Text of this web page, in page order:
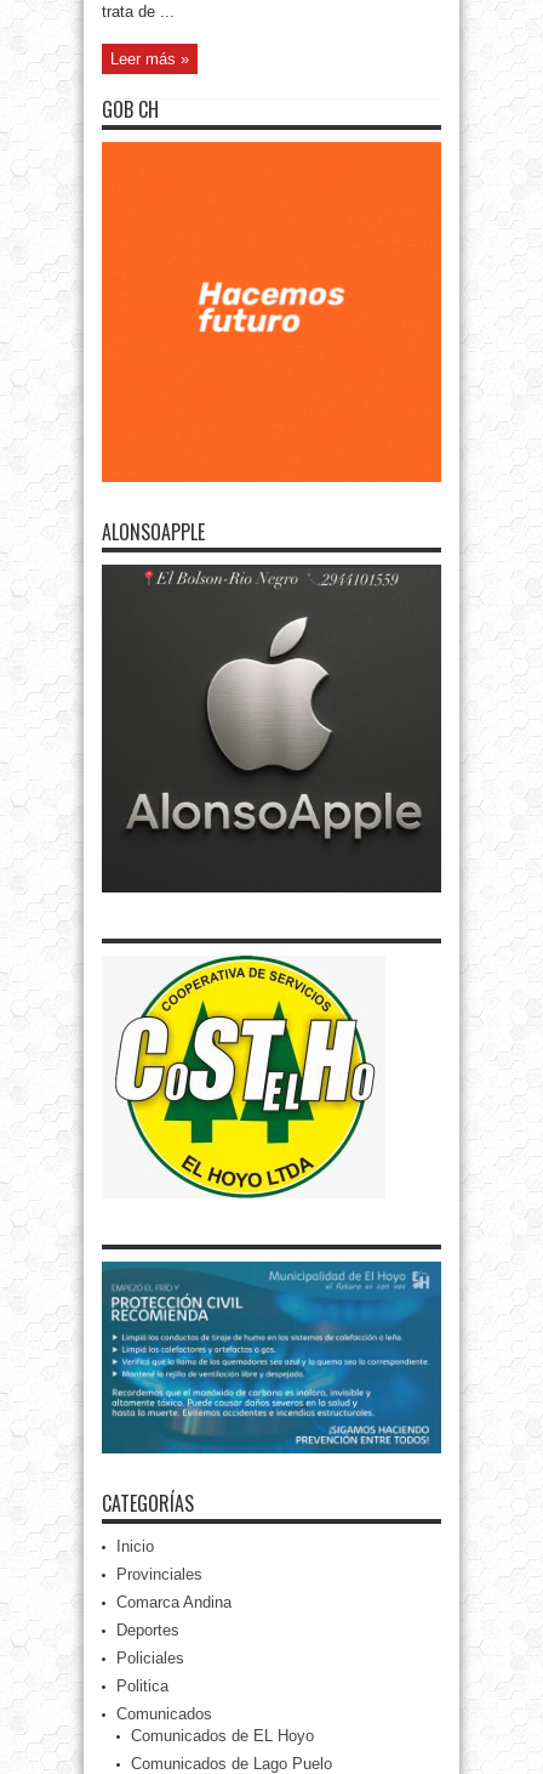
trata de ...
Leer más »
GOB CH
ALONSOAPPLE
CATEGORÍAS
Inicio
Provinciales
Comarca Andina
Deportes
Policiales
Politica
Comunicados
Comunicados de EL Hoyo
Comunicados de Lago Puelo